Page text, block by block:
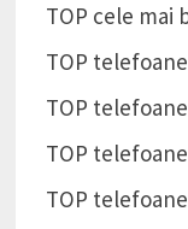
TOP cele mai
TOP
TOP
TOP
TOP